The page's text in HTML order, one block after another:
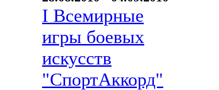
I Всемирные
игры боевых
искусств
"СпортАккорд"